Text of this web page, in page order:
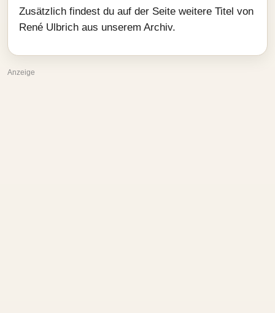
Zusätzlich findest du auf der Seite weitere Titel von
René Ulbrich aus unserem Archiv.
Anzeige